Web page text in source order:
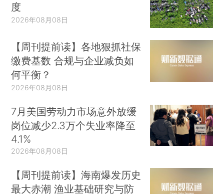
度
2026年08月08日
【周刊提前读】各地狠抓社保
缴费基数 合规与企业减负如
何平衡？
2026年08月08日
7月美国劳动力市场意外放缓
岗位减少2.3万个失业率降至
4.1%
2026年08月08日
【周刊提前读】海南爆发历史
最大赤潮 渔业基础研究与防